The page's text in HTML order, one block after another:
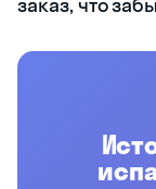
заказ, что